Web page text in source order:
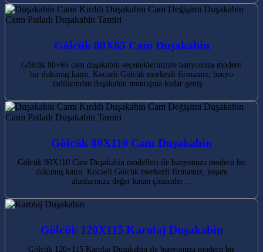
Gölcük 80X65 Cam Duşakabin
Gölcük 80×65 cam duşakabin seçeneklerimizle banyonuza modern
bir dokunuş katın. Kocaeli Gölcük merkezli firmamız, banyo
tadilatından duşakabin montajına kadar geniş…
Gölcük 80X110 Cam Duşakabin
Gölcük 80X110 Cam Duşakabin modelleri ile banyonuza modern bir
dokunuş katın. Kocaeli Gölcük merkezli firmamız, yaşam
alanlarınıza değer katan çözümler…
Gölcük 120X115 Karolaj Duşakabin
Gölcük 120×115 Karolaj Duşakabin ile banyonuza modern bir